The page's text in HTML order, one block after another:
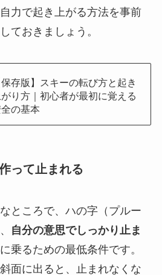
力で起き上がる方法を事前
ておきましょう。
保存版】スキーの転び方と起き
がり方｜初心者が最初に覚える
の基本
って止まれる
ところで、ハの字（プルー
自分の意思でしっかり止ま
乗るための最低条件です。
面に出ると、止まれなくな